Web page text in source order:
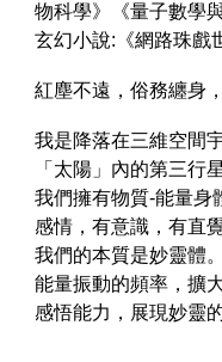
物科學》《量子數學
玄幻小說:《網路珠戲
紅塵不遠，俗務纏身
我是降落在三維空間
「太陽」內的第三行
我們擁有物質-能量身
感情，有意識，有直
我們的本質是妙靈體
能量振動的頻率，擴
感悟能力，展現妙靈